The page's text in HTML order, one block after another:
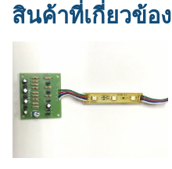
สินค้าที่เกี่ยวข้อง